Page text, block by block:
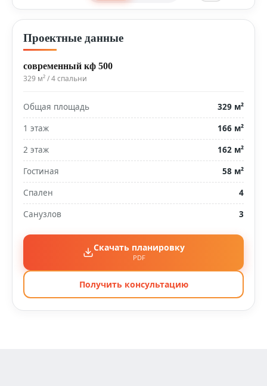
Проектные данные
современный кф 500
329 м² / 4 спальни
Общая площадь
329 м²
1 этаж
166 м²
2 этаж
162 м²
Гостиная
58 м²
Спален
4
Санузлов
3
Скачать планировку
PDF
Получить консультацию